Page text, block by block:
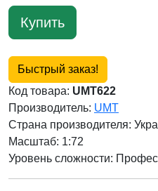
Купить
Быстрый заказ!
Код товара: UMT622
Производитель: UMT
Страна производителя:
Масштаб: 1:72
Уровень сложности: